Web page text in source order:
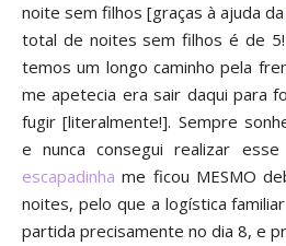
noite sem filhos [graças à ajuda da
total de noites sem filhos é de
temos um longo caminho pela f
me apetecia era sair daqui para
fugir [literalmente!]. Sempre so
e nunca consegui realizar esse
escapadinha me ficou MESMO
noites, pelo que a logística
partida precisamente no dia 8, e